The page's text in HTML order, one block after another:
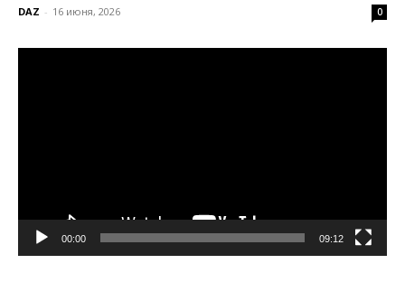
DAZ - 16 июня, 2026 0
00:00 09:12